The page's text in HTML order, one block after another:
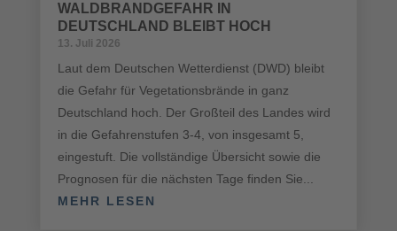
WALDBRANDGEFAHR IN
DEUTSCHLAND BLEIBT HOCH
13. Juli 2026
Laut dem Deutschen Wetterdienst (DWD) bleibt
die Gefahr für Vegetationsbrände in ganz
Deutschland hoch. Der Großteil des Landes wird
in die Gefahrenstufen 3-4, von insgesamt 5,
eingestuft. Die vollständige Übersicht sowie die
Prognosen für die nächsten Tage finden Sie...
MEHR LESEN